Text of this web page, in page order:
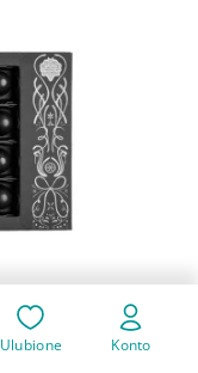
Ulubione Konto